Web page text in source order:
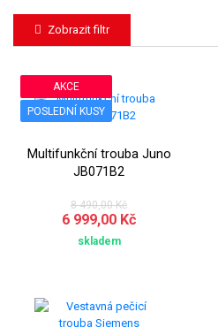
Zobrazit filtr
AKCE
POSLEDNÍ KUSY
Multifunkční trouba Juno
JB071B2
8 490,00 Kč
6 999,00 Kč
skladem